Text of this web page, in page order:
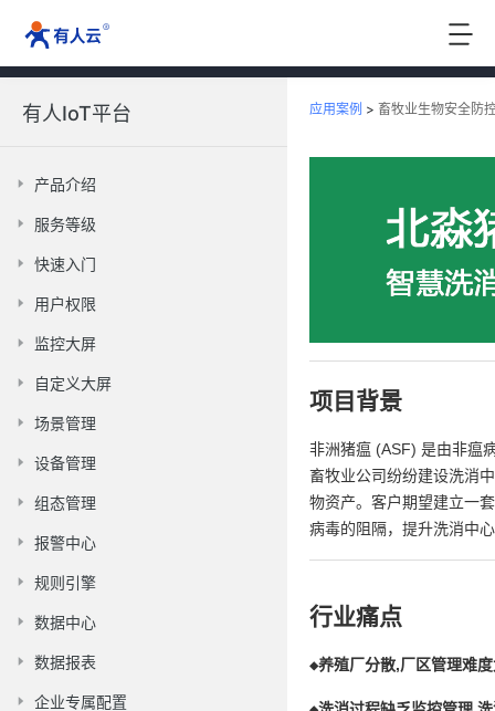
有人IoT平台
产品介绍
服务等级
快速入门
用户权限
监控大屏
自定义大屏
场景管理
设备管理
组态管理
报警中心
规则引擎
数据中心
数据报表
企业专属配置
应用案例 > 畜牧业生物安全防
项目背景
非洲猪瘟 (ASF) 是由非瘟
畜牧业公司纷纷建设洗消
物资产。客户期望建立一
病毒的阻隔，提升洗消中
行业痛点
◆养殖厂分散,厂区管理难